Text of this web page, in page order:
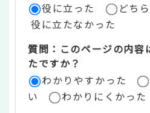
価
リ
ア
役に立った
どち
役に立たなかった
質問：このページの内容
たですか？
わかりやすかった
い
わかりにくかった